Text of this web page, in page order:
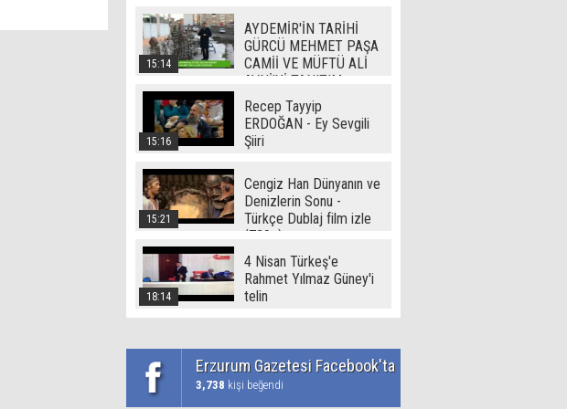
15:14
AYDEMİR'İN TARİHİ
GÜRCÜ MEHMET PAŞA
CAMİİ VE MÜFTÜ ALİ
AVNİ'Yİ TANITIM
15:16
Recep Tayyip
ERDOĞAN - Ey Sevgili
Şiiri
15:21
Cengiz Han Dünyanın ve
Denizlerin Sonu -
Türkçe Dublaj film izle
(720p)
18:14
4 Nisan Türkeş'e
Rahmet Yılmaz Güney'i
telin
Erzurum Gazetesi Facebook'ta
3,738 kişi beğendi